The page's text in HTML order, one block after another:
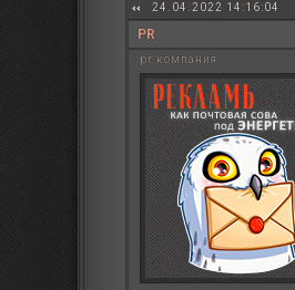
24.04.2022 14:16:04
PR
pr компания